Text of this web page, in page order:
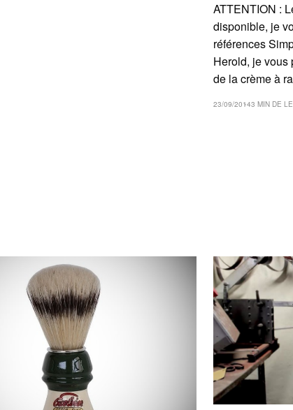
ATTENTION :
disponible, je
références
Herold, je vous
de la crème à
23/09/20143 MIN DE